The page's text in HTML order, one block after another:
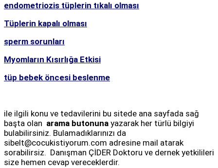
endometriozis tüplerin tıkalı olması
Tüplerin kapalı olması
sperm sorunları
Myomların Kısırlığa Etkisi
tüp bebek öncesi beslenme
ile ilgili konu ve tedavilerini bu sitede ana sayfada sağ
başta olan arama butonuna yazarak her türlü bilgiyi
bulabilirsiniz. Bulamadıklarınızı da
sibelt@cocukistiyorum.com adresine mail atarak
sorabilirsiz. Danışman ÇİDER Doktoru ve dernek yetkilileri
size hemen cevap vereceklerdir.